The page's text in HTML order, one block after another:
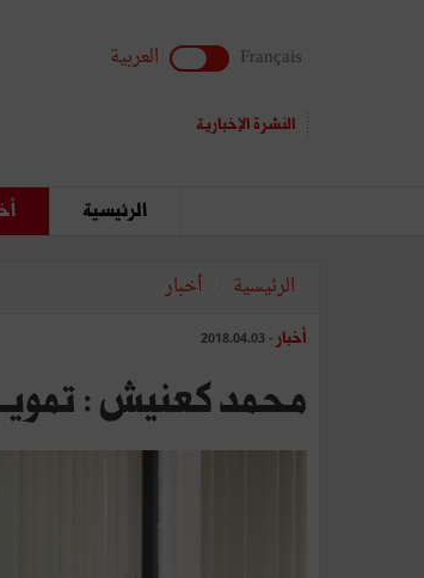
Français العربية
النشرة الإخبارية
الرئيسية
الرئيسية أخبار
أخبار - 2018.04.03
محمد كعنيش :